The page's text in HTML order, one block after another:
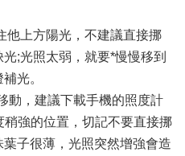
上方陽光，不建議直接挪
;光照太弱，就要*慢慢移到
光。
動，建議下載手機的照度計
強的位置，切記不要直接挪
子很薄，光照突然增強會造